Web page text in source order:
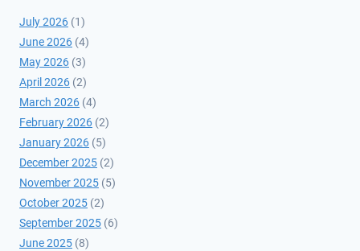
July 2026 (1)
June 2026 (4)
May 2026 (3)
April 2026 (2)
March 2026 (4)
February 2026 (2)
January 2026 (5)
December 2025 (2)
November 2025 (5)
October 2025 (2)
September 2025 (6)
June 2025 (8)